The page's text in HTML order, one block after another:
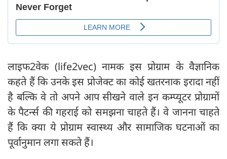
लाइफ2वेक (life2vec) नामक इस प्रोग्राम के वैज्ञानिक
कहते हैं कि उनके इस प्रोजेक्ट का कोई खतरनाक इरादा नहीं
है बल्कि वे तो अपने आप सीखने वाले इन कम्प्यूटर प्रोग्रामों
के पैटर्न्स की गहराई को समझना चाहते हैं। वे जानना चाहते
हैं कि क्या ये प्रोग्राम स्वास्थ्य और सामाजिक घटनाओं का
पूर्वानुमान लगा सकते हैं।